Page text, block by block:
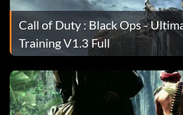
Call of Duty : Black Ops -
Training V1.3 Full